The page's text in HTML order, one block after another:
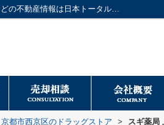
スギ薬局 上桂山田口店情報ページ｜大阪市のマンションや戸建てなどの不動産情報は日本トータルプロデュースへ
京都市西京区のドラッグストア > スギ薬局